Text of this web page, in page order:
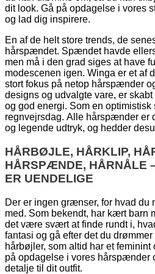
dit look. Gå på opdagelse i vores
og lad dig inspirere.
En af de helt store trends, de
hårspændet. Spændet havde
men må i den grad siges at have
modescenen igen. Winga er et af
stort fokus på netop hårspænder
designs og udvalgte vare, er
og god energi. Som en optimistisk
regnvejrsdag. Alle hårspænder er
og legende udtryk, og hedder
HÅRBØJLE, HÅRKLIP,
HÅRSPÆNDE, HÅRNÅLE
ER UENDELIGE
Der er ingen grænser, for hvad du
med. Som bekendt, har kært barn
det være svært at finde rundt i,
fantasi og gå efter det du
hårbøjler, som altid har et
på opdagelse i vores hårspænder
detalje til dit outfit.